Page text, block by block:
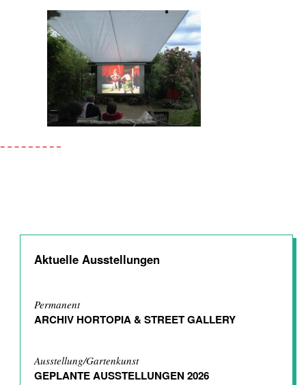
Aktuelle Ausstellungen
Permanent
ARCHIV HORTOPIA & STREET GALLERY
Ausstellung/Gartenkunst
GEPLANTE AUSSTELLUNGEN 2026